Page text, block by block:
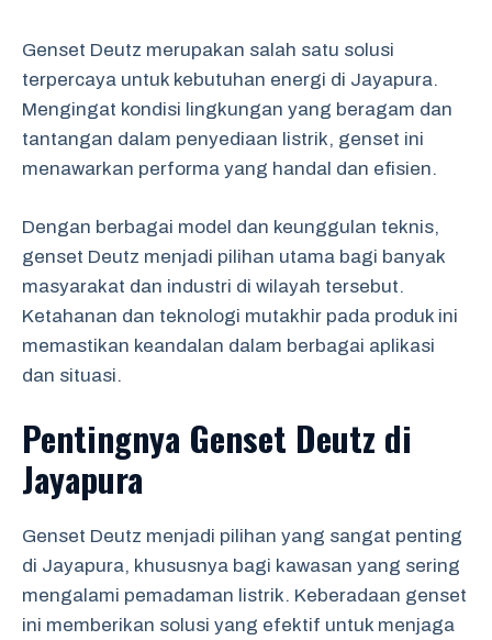
Genset Deutz merupakan salah satu solusi
terpercaya untuk kebutuhan energi di Jayapura.
Mengingat kondisi lingkungan yang beragam dan
tantangan dalam penyediaan listrik, genset ini
menawarkan performa yang handal dan efisien.
Dengan berbagai model dan keunggulan teknis,
genset Deutz menjadi pilihan utama bagi banyak
masyarakat dan industri di wilayah tersebut.
Ketahanan dan teknologi mutakhir pada produk ini
memastikan keandalan dalam berbagai aplikasi
dan situasi.
Pentingnya Genset Deutz di
Jayapura
Genset Deutz menjadi pilihan yang sangat penting
di Jayapura, khususnya bagi kawasan yang sering
mengalami pemadaman listrik. Keberadaan genset
ini memberikan solusi yang efektif untuk menjaga